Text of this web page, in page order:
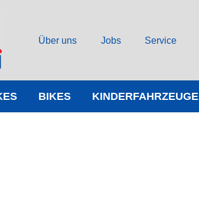
Über uns Jobs Service
BIKES KINDERFAHRZEUGE